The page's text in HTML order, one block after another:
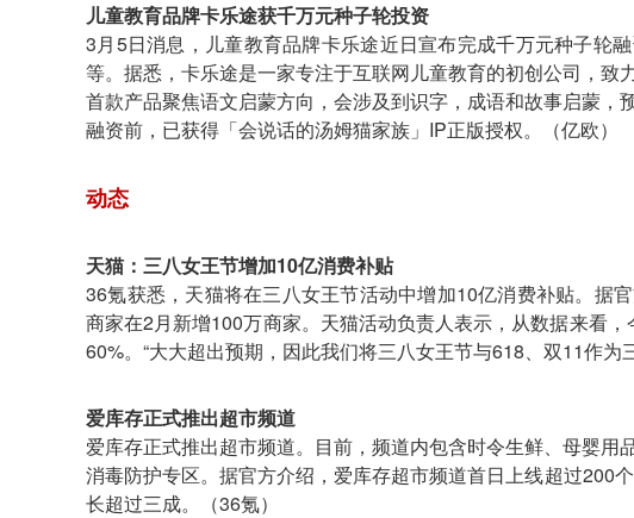
儿童教育品牌卡乐途获千万元种子轮投资
3月5日消息，儿童教育品牌卡乐途近日宣布完成千万元种子轮
等。据悉，卡乐途是一家专注于互联网儿童教育的初创公司，
首款产品聚焦语文启蒙方向，会涉及到识字，成语和故事启蒙
融资前，已获得「会说话的汤姆猫家族」IP正版授权。（亿欧）
动态
天猫：三八女王节增加10亿消费补贴
36氪获悉，天猫将在三八女王节活动中增加10亿消费补贴。据
商家在2月新增100万商家。天猫活动负责人表示，从数据来看
60%。“大大超出预期，因此我们将三八女王节与618、双11作为
爱库存正式推出超市频道
爱库存正式推出超市频道。目前，频道内包含时令生鲜、母婴用
消毒防护专区。据官方介绍，爱库存超市频道首日上线超过200
长超过三成。（36氪）